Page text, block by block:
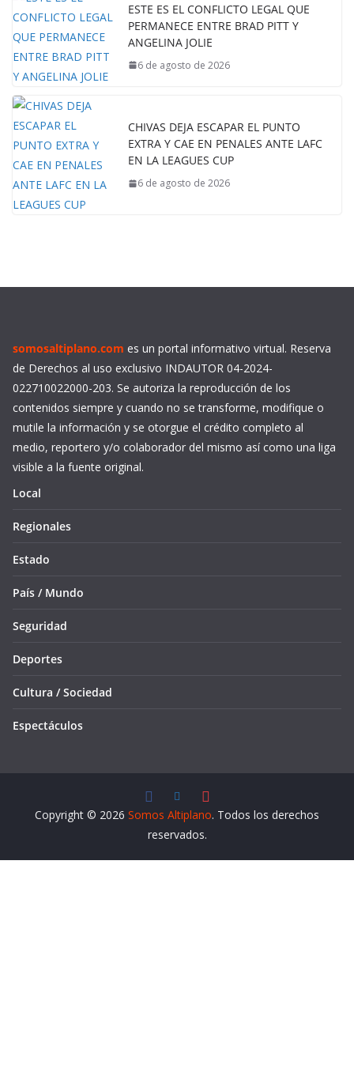
ESTE ES EL CONFLICTO LEGAL QUE
PERMANECE ENTRE BRAD PITT Y
ANGELINA JOLIE
6 de agosto de 2026
CHIVAS DEJA ESCAPAR EL PUNTO
EXTRA Y CAE EN PENALES ANTE LAFC
EN LA LEAGUES CUP
6 de agosto de 2026
somosaltiplano.com es un portal informativo virtual. Reserva
de Derechos al uso exclusivo INDAUTOR 04-2024-
022710022000-203. Se autoriza la reproducción de los
contenidos siempre y cuando no se transforme, modifique o
mutile la información y se otorgue el crédito completo al
medio, reportero y/o colaborador del mismo así como una liga
visible a la fuente original.
Local
Regionales
Estado
País / Mundo
Seguridad
Deportes
Cultura / Sociedad
Espectáculos
Copyright © 2026 Somos Altiplano. Todos los derechos
reservados.